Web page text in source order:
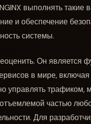
выполнять такие
и обеспечение
системы.
Он является
в мире,
управлять трафиком,
частью
Для